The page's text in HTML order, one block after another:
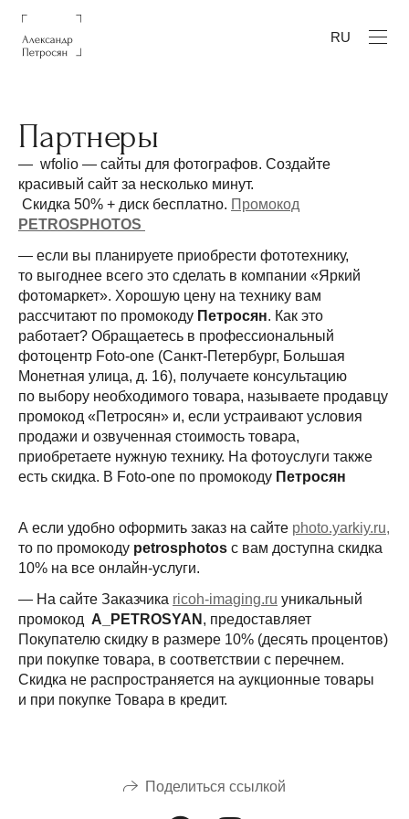
RU
Партнеры
— wfolio — сайты для фотографов. Создайте
красивый сайт за несколько минут.
Скидка 50% + диск бесплатно. Промокод
PETROSPHOTOS
— если вы планируете приобрести фототехнику,
то выгоднее всего это сделать в компании «Яркий
фотомаркет». Хорошую цену на технику вам
рассчитают по промокоду Петросян. Как это
работает? Обращаетесь в профессиональный
фотоцентр Foto-one (Санкт-Петербург, Большая
Монетная улица, д. 16), получаете консультацию
по выбору необходимого товара, называете продавцу
промокод «Петросян» и, если устраивают условия
продажи и озвученная стоимость товара,
приобретаете нужную технику. На фотоуслуги также
есть скидка. В Foto-one по промокоду Петросян
А если удобно оформить заказ на сайте photo.yarkiy.ru,
то по промокоду petrosphotоs с вам доступна скидка
10% на все онлайн-услуги.
— На сайте Заказчика ricoh-imaging.ru уникальный
промокод A_PETROSYAN , предоставляет
Покупателю скидку в размере 10% (десять процентов)
при покупке товара, в соответствии с перечнем.
Скидка не распространяется на аукционные товары
и при покупке Товара в кредит.
Поделиться ссылкой